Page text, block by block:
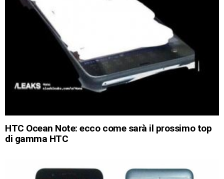
HTC Ocean Note: ecco come sarà il prossimo top
di gamma HTC